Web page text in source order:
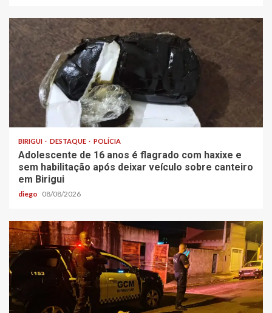
BIRIGUI DESTAQUE POLÍCIA
Adolescente de 16 anos é flagrado com haxixe e
sem habilitação após deixar veículo sobre canteiro
em Birigui
diego 08/08/2026